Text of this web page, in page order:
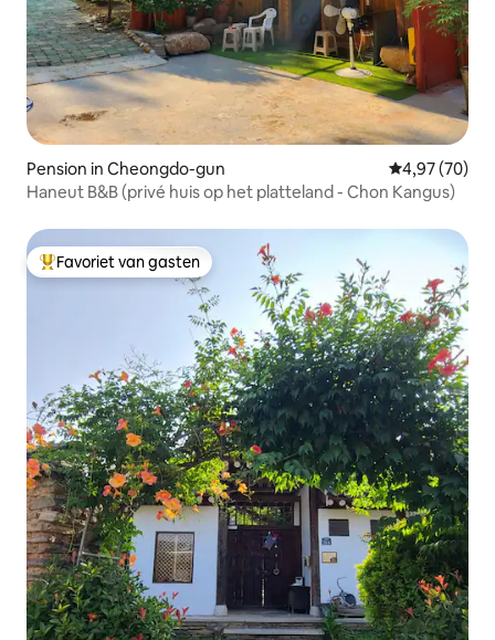
Pension in Cheongdo-gun Gemiddelde
4,97 (70)
Haneut B&B (privé huis op het platteland - Chon Kangus)
Topfavoriet van gasten
Favoriet van gasten